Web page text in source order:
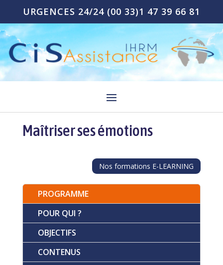
URGENCES 24/24 (00 33)1 47 39 66 81
Maîtriser ses émotions
Nos formations E-LEARNING
PROGRAMME
POUR QUI ?
OBJECTIFS
CONTENUS